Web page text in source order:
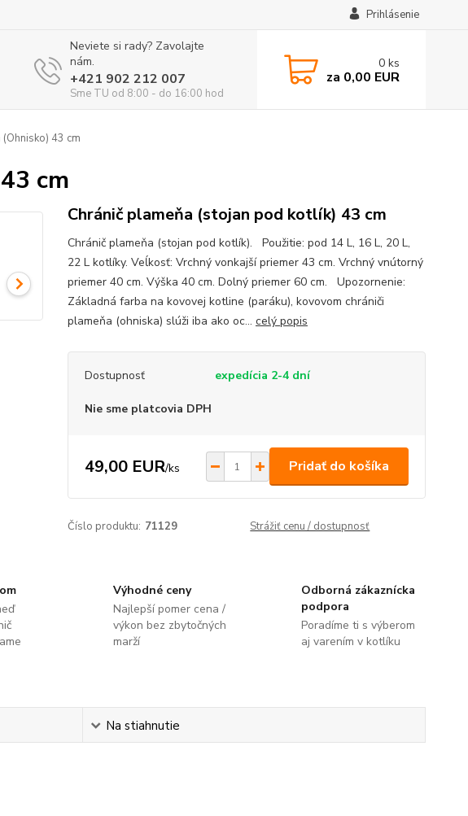
Prihlásenie
Neviete si rady? Zavolajte
nám.
+421 902 212 007
Sme TU od 8:00 - do 16:00 hod
0 ks
za 0,00 EUR
43 cm
cm
Chránič plameňa (stojan pod kotlík) 43 cm
Chránič plameňa (stojan pod kotlík). Použitie: pod 14 L, 16 L, 20 L,
22 L kotlíky. Veĺkosť: Vrchný vonkajší priemer 43 cm. Vrchný vnútorný
priemer 40 cm. Výška 40 cm. Dolný priemer 60 cm. Upozornenie:
Základná farba na kovovej kotline (paráku), kovovom chrániči
plameňa (ohniska) slúži iba ako oc... celý popis
Dostupnosť expedícia 2-4 dní
Nie sme platcovia DPH
49,00 EUR/ks Pridať do košíka
Číslo produktu: 71129 Strážiť cenu / dostupnosť
Výhodné ceny
Najlepší pomer cena /
výkon bez zbytočných
marží
Odborná zákaznícka
podpora
Poradíme ti s výberom
aj varením v kotlíku
Na stiahnutie